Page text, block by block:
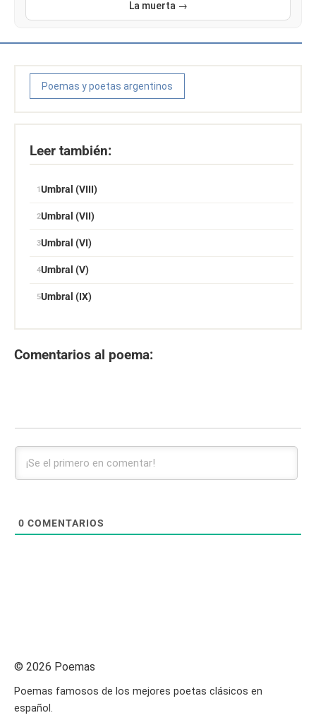
La muerta →
Poemas y poetas argentinos
Leer también:
Umbral (VIII)
Umbral (VII)
Umbral (VI)
Umbral (V)
Umbral (IX)
Comentarios al poema:
0 COMENTARIOS
© 2026 Poemas
Poemas famosos de los mejores poetas clásicos en
español.